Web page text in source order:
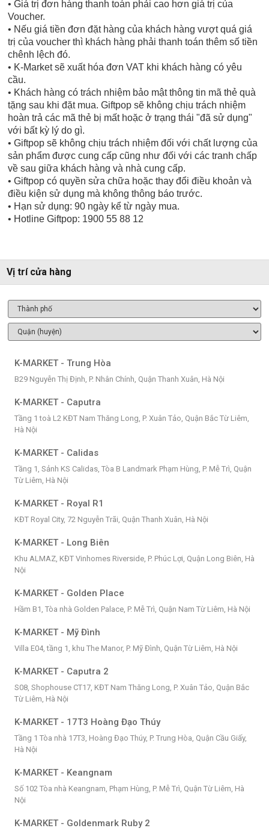
• Giá trị đơn hàng thanh toán phải cao hơn giá trị của
Voucher.
• Nếu giá tiền đơn đặt hàng của khách hàng vượt quá giá
trị của voucher thì khách hàng phải thanh toán thêm số tiền
chênh lệch đó.
• K-Market sẽ xuất hóa đơn VAT khi khách hàng có yêu
cầu.
• Khách hàng có trách nhiệm bảo mật thông tin mã thẻ quà
tặng sau khi đặt mua. Giftpop sẽ không chịu trách nhiệm
hoàn trả các mã thẻ bị mất hoặc ở trạng thái "đã sử dụng"
với bất kỳ lý do gì.
• Giftpop sẽ không chịu trách nhiệm đối với chất lượng của
sản phẩm được cung cấp cũng như đối với các tranh chấp
về sau giữa khách hàng và nhà cung cấp.
• Giftpop có quyền sửa chữa hoặc thay đổi điều khoản và
điều kiện sử dụng mà không thông báo trước.
• Hạn sử dụng: 90 ngày kể từ ngày mua.
• Hotline Giftpop: 1900 55 88 12
Vị trí cửa hàng
K-MARKET - Trung Hòa
B29 Nguyễn Thị Định, P. Nhân Chính, Quận Thanh Xuân, Hà Nội
K-MARKET - Caputra
Tầng 1 toà L2 KĐT Nam Thăng Long, P. Xuân Tảo, Quận Bắc Từ Liêm,
Hà Nội
K-MARKET - Calidas
Tầng 1, Sảnh KS Calidas, Tòa B Landmark Phạm Hùng, P. Mễ Trì, Quận
Từ Liêm, Hà Nội
K-MARKET - Royal R1
KĐT Royal City, 72 Nguyễn Trãi, Quận Thanh Xuân, Hà Nội
K-MARKET - Long Biên
Khu ALMAZ, KĐT Vinhomes Riverside, P. Phúc Lợi, Quận Long Biên, Hà
Nội
K-MARKET - Golden Place
Hầm B1, Tòa nhà Golden Palace, P. Mễ Trì, Quận Nam Từ Liêm, Hà Nội
K-MARKET - Mỹ Đình
Villa E04, tầng 1, khu The Manor, P. Mỹ Đình, Quận Từ Liêm, Hà Nội
K-MARKET - Caputra 2
S08, Shophouse CT17, KĐT Nam Thăng Long, P. Xuân Tảo, Quận Bắc
Từ Liêm, Hà Nội
K-MARKET - 17T3 Hoàng Đạo Thúy
Tầng 1 Tòa nhà 17T3, Hoàng Đạo Thúy, P. Trung Hòa, Quận Cầu Giấy,
Hà Nội
K-MARKET - Keangnam
Số 102 Tòa nhà Keangnam, Phạm Hùng, P. Mễ Trì, Quận Từ Liêm, Hà
Nội
K-MARKET - Goldenmark Ruby 2